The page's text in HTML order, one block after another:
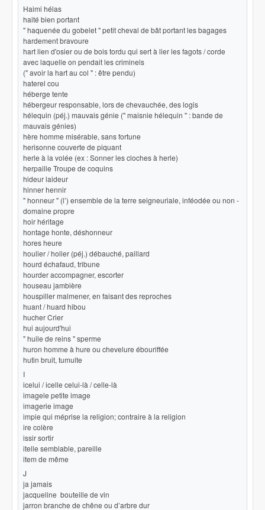
Haimi hélas
haité bien portant
" haquenée du gobelet " petit cheval de bât portant les bagages
hardement bravoure
hart lien d'osier ou de bois tordu qui sert à lier les fagots / corde
avec laquelle on pendait les criminels
(" avoir la hart au col " : être pendu)
haterel cou
héberge tente
hébergeur responsable, lors de chevauchée, des logis
hélequin (péj.) mauvais génie (" maisnie hélequin " : bande de
mauvais génies)
hère homme misérable, sans fortune
herisonne couverte de piquant
herle à la volée (ex : Sonner les cloches à herle)
herpaille Troupe de coquins
hideur laideur
hinner hennir
" honneur " (l’) ensemble de la terre seigneuriale, inféodée ou non -
domaine propre
hoir héritage
hontage honte, déshonneur
hores heure
houlier / holier (péj.) débauché, paillard
hourd échafaud, tribune
hourder accompagner, escorter
houseau jambière
houspiller malmener, en faisant des reproches
huant / huard hibou
hucher Crier
hui aujourd'hui
" huile de reins " sperme
huron homme à hure ou chevelure ébouriffée
hutin bruit, tumulte
I
icelui / icelle celui-là / celle-là
imagele petite image
imagerie image
impie qui méprise la religion; contraire à la religion
ire colère
issir sortir
itelle semblable, pareille
item de même
J
ja jamais
jacqueline bouteille de vin
jarron branche de chêne ou d’arbre dur